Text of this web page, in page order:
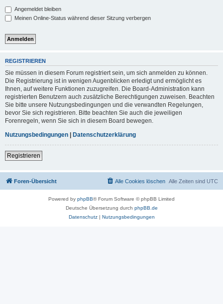
Angemeldet bleiben
Meinen Online-Status während dieser Sitzung verbergen
REGISTRIEREN
Sie müssen in diesem Forum registriert sein, um sich anmelden zu können.
Die Registrierung ist in wenigen Augenblicken erledigt und ermöglicht es
Ihnen, auf weitere Funktionen zuzugreifen. Die Board-Administration kann
registrierten Benutzern auch zusätzliche Berechtigungen zuweisen. Beachten
Sie bitte unsere Nutzungsbedingungen und die verwandten Regelungen,
bevor Sie sich registrieren. Bitte beachten Sie auch die jeweiligen
Forenregeln, wenn Sie sich in diesem Board bewegen.
Nutzungsbedingungen | Datenschutzerklärung
Registrieren
Foren-Übersicht Alle Zeiten sind UTC
Alle Cookies löschen
Powered by phpBB® Forum Software © phpBB Limited
Deutsche Übersetzung durch phpBB.de
Datenschutz| Nutzungsbedingungen